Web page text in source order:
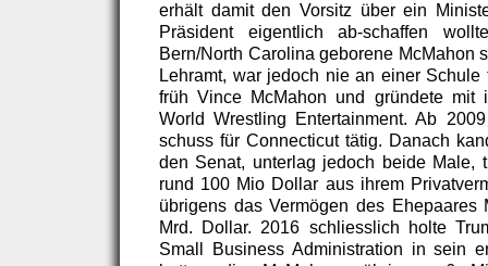
erhält damit den Vorsitz über ein
Präsident eigentlich ab-schaffen
Bern/North Carolina geborene McMahon
Lehramt, war jedoch nie an einer
früh Vince McMahon und gründete mit
World Wrestling Entertainment. Ab
schuss für Connecticut tätig. Danach
den Senat, unterlag jedoch beide Male,
rund 100 Mio Dollar aus ihrem
übrigens das Vermögen des Ehepaares
Mrd. Dollar. 2016 schliesslich holte
Small Business Administration in sein